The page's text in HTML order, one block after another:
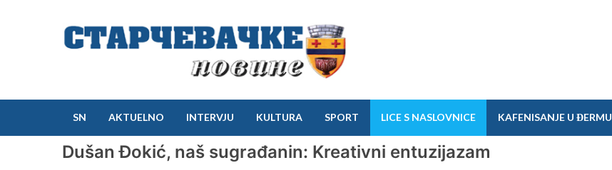
SN AKTUELNO INTERVJU KULTURA SPORT LICE S NASLOVNICE KAFENISANJE U ĐERMU
Dušan Đokić, naš sugrađanin: Kreativni entuzijazam